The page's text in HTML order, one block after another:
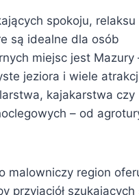
spokoju, relaksu
są idealne dla osób
miejsc jest Mazury
jeziora i wiele
kajakarstwa czy
– od
malowniczy region
przyjaciół szukających